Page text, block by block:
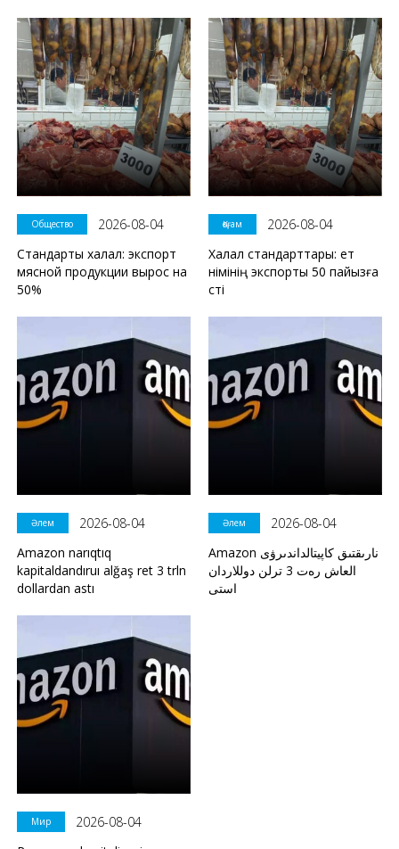
Общество
2026-08-04
Стандарты халал: экспорт
мясной продукции вырос на
50%
Қоғам
2026-08-04
Халал стандарттары: ет
өнімінің экспорты 50 пайызға
өсті
Әлем
2026-08-04
Amazon narıqtıq
kapitaldandıruı alğaş ret 3 trln
dollardan astı
Әлем
2026-08-04
Amazon نارىقتىق كاپيتالداندىرۋى
العاش رەت 3 ترلن دوللاردان
استى
Мир
2026-08-04